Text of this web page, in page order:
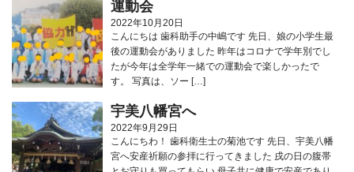
運動会
2022年10月20日
こんにちは 歯科助手の中嶋です 先日、娘の小学生最
後の運動会がありました 昨年はコロナで学年別でし
たが今年は全学年一緒での運動会で楽しかったで
す。 写真は、ソー […]
宇美八幡宮へ
2022年9月29日
こんにちわ！ 歯科衛生士の菊池です 先日、宇美八幡
宮へ安産祈願の参拝に行ってきました 戌の日の腹帯